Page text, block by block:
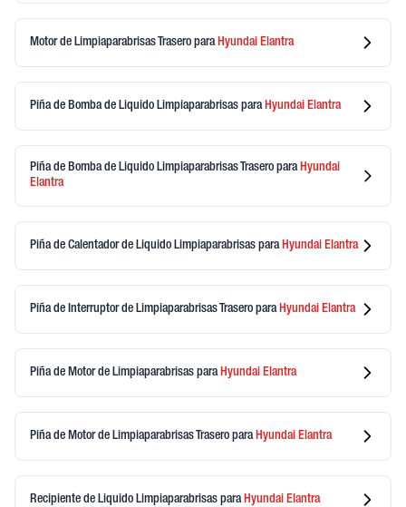
Motor de Limpiaparabrisas Trasero para Hyundai Elantra
Piña de Bomba de Liquido Limpiaparabrisas para Hyundai Elantra
Piña de Bomba de Liquido Limpiaparabrisas Trasero paraHyundai
Elantra
Piña de Calentador de Liquido Limpiaparabrisas para Hyundai Elantra
Piña de Interruptor de Limpiaparabrisas Trasero para Hyundai Elantra
Piña de Motor de Limpiaparabrisas para Hyundai Elantra
Piña de Motor de Limpiaparabrisas Trasero para Hyundai Elantra
Recipiente de Liquido Limpiaparabrisas para Hyundai Elantra